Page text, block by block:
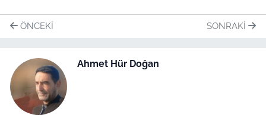
ÖNCEKI SONRAKI
Ahmet Hür Doğan